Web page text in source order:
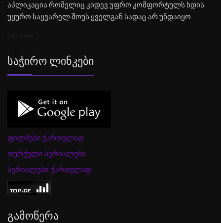
აპლიკაცია რომელიც კიდევ უფრო კომფორტულს ხდის
უყურო საყვარელ შოუს ყველგან სადაც არ უნდაიყო.
Საჭირო Ლინკები
ფილმები ქართულად
თურქული სერიალები
სერიალები ქართულად
Გამოწერა